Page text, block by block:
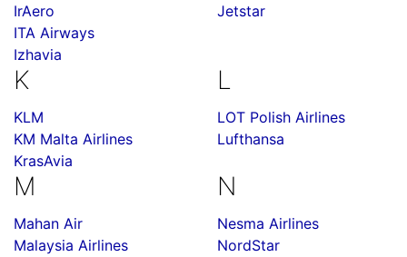
IrAero
ITA Airways
Izhavia
Jetstar
K
KLM
KM Malta Airlines
KrasAvia
L
LOT Polish Airlines
Lufthansa
M
Mahan Air
Malaysia Airlines
N
Nesma Airlines
NordStar